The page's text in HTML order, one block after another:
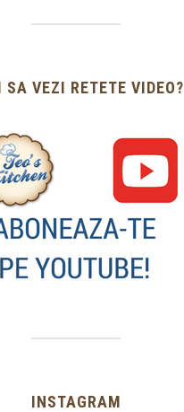
SA VEZI RETETE VIDEO?
INSTAGRAM